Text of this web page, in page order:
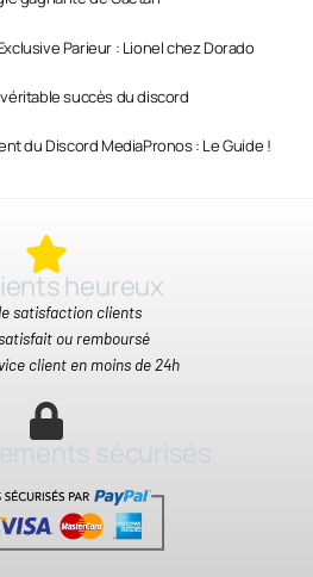
Parieur : Lionel chez Dorado
succès du discord
du Discord MediaPronos : Le Guide !
heureux​
satisfaction clients
ou remboursé
client en moins de 24h
sécurisés